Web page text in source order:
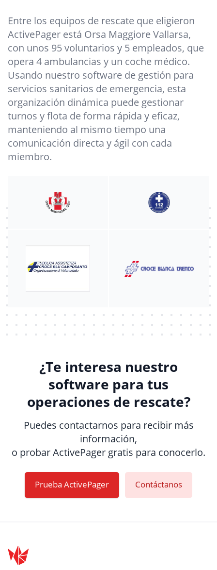
Entre los equipos de rescate que eligieron
ActivePager está Orsa Maggiore Vallarsa,
con unos 95 voluntarios y 5 empleados, que
opera 4 ambulancias y un coche médico.
Usando nuestro software de gestión para
servicios sanitarios de emergencia, esta
organización dinámica puede gestionar
turnos y flota de forma rápida y eficaz,
manteniendo al mismo tiempo una
comunicación directa y ágil con cada
miembro.
¿Te interesa nuestro
software para tus
operaciones de rescate?
Puedes contactarnos para recibir más
información,
o probar ActivePager gratis para conocerlo.
Prueba ActivePager Contáctanos